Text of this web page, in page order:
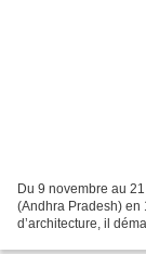
Du 9 novembre au
(Andhra Pradesh) en
d’architecture, il